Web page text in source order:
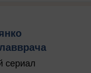
сериал